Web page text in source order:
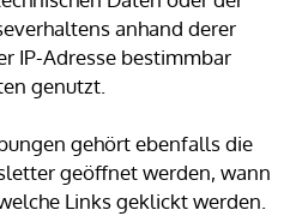
anhand derer
IP-Adresse bestimmbar
genutzt.
gehört ebenfalls die
geöffnet werden, wann
Links geklickt werden.